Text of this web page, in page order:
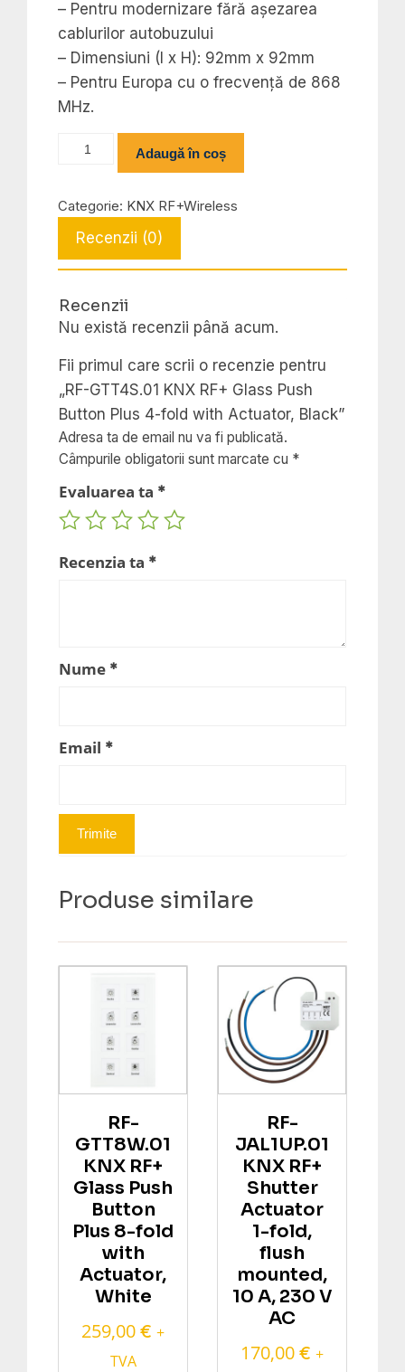
– Pentru modernizare fără așezarea
cablurilor autobuzului
– Dimensiuni (l x H): 92mm x 92mm
– Pentru Europa cu o frecvență de 868
MHz.
Cantitate
KNX
RF+
Glass
Button
Plus
4-
fold
with
Actuator,
Black
Adaugă în coș
Categorie: KNX RF+Wireless
Recenzii (0)
Recenzii
Nu există recenzii până acum.
Fii primul care scrii o recenzie pentru
„RF-GTT4S.01 KNX RF+ Glass Push
Button Plus 4-fold with Actuator, Black”
Adresa ta de email nu va fi publicată.
Câmpurile obligatorii sunt marcate cu *
Evaluarea ta *
Recenzia ta *
Nume *
Email *
Produse similare
RF-
GTT8W.01
KNX RF+
Glass Push
Button
Plus 8-fold
with
Actuator,
White
259,00 € +
TVA
RF-
JAL1UP.01
KNX RF+
Shutter
Actuator
1-fold,
flush
mounted,
10 A, 230 V
AC
170,00 € +